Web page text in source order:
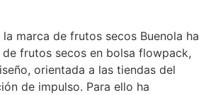
marca de frutos secos Buenola ha
de frutos secos en bolsa flowpack,
orientada a las tiendas del
de impulso. Para ello ha